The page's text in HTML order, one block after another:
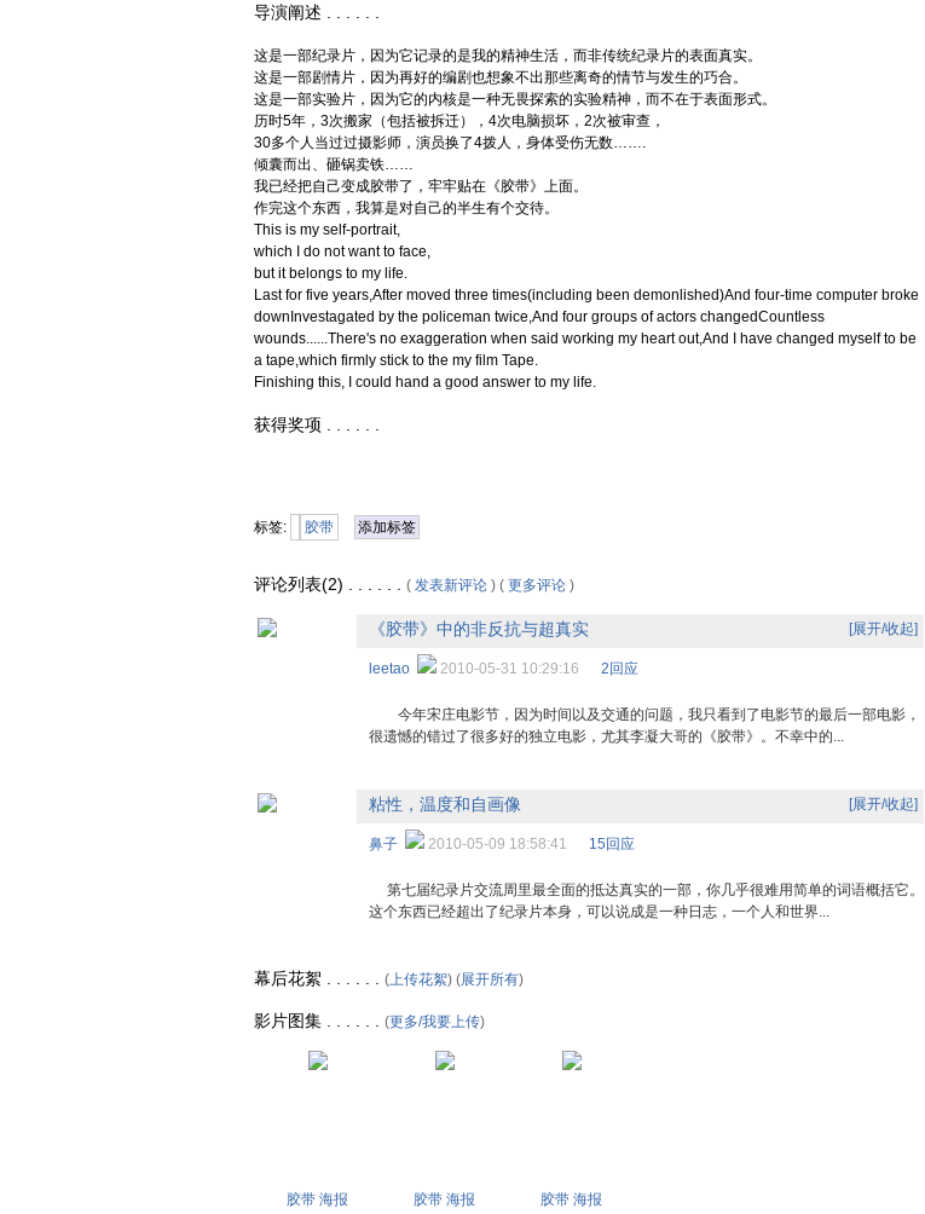
导演阐述 . . . . . .
这是一部纪录片，因为它记录的是我的精神生活，而非传统纪录片的表面真实。
这是一部剧情片，因为再好的编剧也想象不出那些离奇的情节与发生的巧合。
这是一部实验片，因为它的内核是一种无畏探索的实验精神，而不在于表面形式。
历时5年，3次搬家（包括被拆迁），4次电脑损坏，2次被审查，
30多个人当过过摄影师，演员换了4拨人，身体受伤无数…….
倾囊而出、砸锅卖铁……
我已经把自己变成胶带了，牢牢贴在《胶带》上面。
作完这个东西，我算是对自己的半生有个交待。
This is my self-portrait,
which I do not want to face,
but it belongs to my life.
Last for five years,After moved three times(including been demonlished)And four-time computer broke
downInvestagated by the policeman twice,And four groups of actors changedCountless
wounds......There's no exaggeration when said working my heart out,And I have changed myself to be
a tape,which firmly stick to the my film Tape.
Finishing this, I could hand a good answer to my life.
获得奖项 . . . . . .
标签: 胶带 添加标签
评论列表(2) . . . . . . ( 发表新评论 ) ( 更多评论 )
《胶带》中的非反抗与超真实 [展开/收起]
leetao 2010-05-31 10:29:16 2回应
今年宋庄电影节，因为时间以及交通的问题，我只看到了电影节的最后一部电影，
很遗憾的错过了很多好的独立电影，尤其李凝大哥的《胶带》。不幸中的...
粘性，温度和自画像 [展开/收起]
鼻子 2010-05-09 18:58:41 15回应
第七届纪录片交流周里最全面的抵达真实的一部，你几乎很难用简单的词语概括它。
这个东西已经超出了纪录片本身，可以说成是一种日志，一个人和世界...
幕后花絮 . . . . . . (上传花絮) (展开所有)
影片图集 . . . . . . (更多/我要上传)
胶带 海报 胶带 海报 胶带 海报